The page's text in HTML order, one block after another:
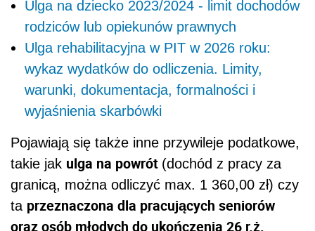
Ulga na dziecko 2023/2024 - limit dochodów
rodziców lub opiekunów prawnych
Ulga rehabilitacyjna w PIT w 2026 roku:
wykaz wydatków do odliczenia. Limity,
warunki, dokumentacja, formalności i
wyjaśnienia skarbówki
Pojawiają się także inne przywileje podatkowe,
takie jak ulga na powrót (dochód z pracy za
granicą, można odliczyć max. 1 360,00 zł) czy
ta przeznaczona dla pracujących seniorów
oraz osób młodych do ukończenia 26 r.ż.